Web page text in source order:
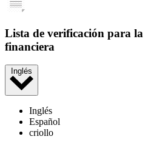
Lista de verificación para
financiera
Inglés
Inglés
Español
criollo